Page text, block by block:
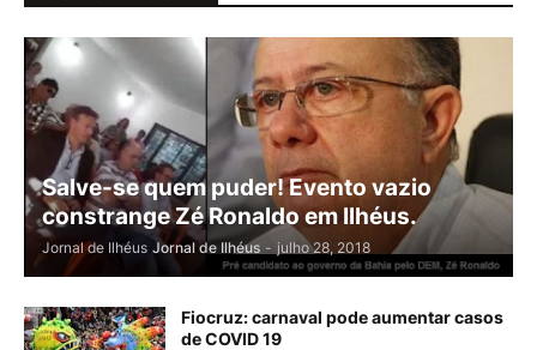
Salve-se quem puder! Evento vazio
constrange Zé Ronaldo em Ilhéus.
Jornal de Ilhéus Jornal de Ilhéus - julho 28, 2018
Fiocruz: carnaval pode aumentar casos
de COVID 19